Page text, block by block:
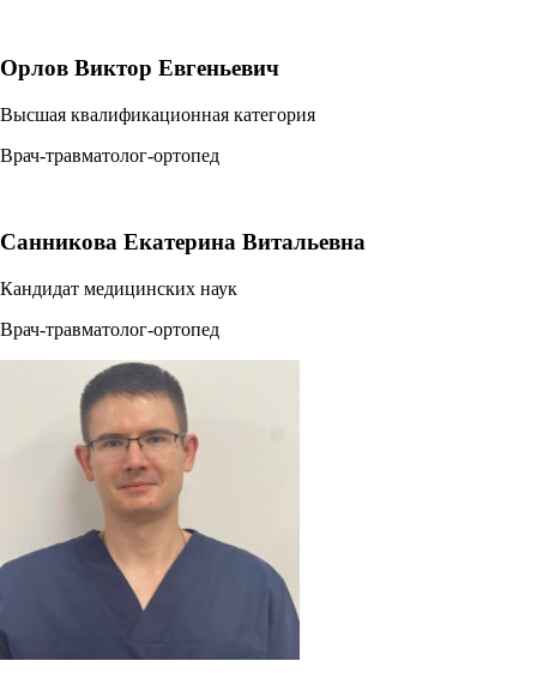
Орлов Виктор Евгеньевич
Высшая квалификационная категория
Врач-травматолог-ортопед
Санникова Екатерина Витальевна
Кандидат медицинских наук
Врач-травматолог-ортопед